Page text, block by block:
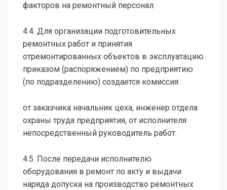
факторов на ремонтный персонал.
4.4. Для организации подготовительных
ремонтных работ и принятия
отремонтированных объектов в эксплуатацию
приказом (распоряжением) по предприятию
(по подразделению) создается комиссия:
от заказчика начальник цеха, инженер отдела
охраны труда предприятия, от исполнителя
непосредственный руководитель работ.
4.5. После передачи исполнителю
оборудования в ремонт по акту и выдачи
наряда допуска на производство ремонтных